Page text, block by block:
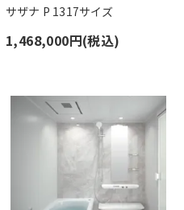
サザナ P 1317サイズ
1,468,000円(税込)